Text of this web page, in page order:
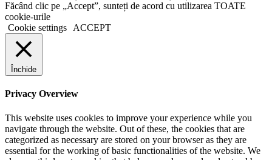
Făcând clic pe „Accept”, sunteți de acord cu utilizarea TOATE
cookie-urile
Cookie settings
ACCEPT
Închide
Privacy Overview
This website uses cookies to improve your experience while you
navigate through the website. Out of these, the cookies that are
categorized as necessary are stored on your browser as they are
essential for the working of basic functionalities of the website. We